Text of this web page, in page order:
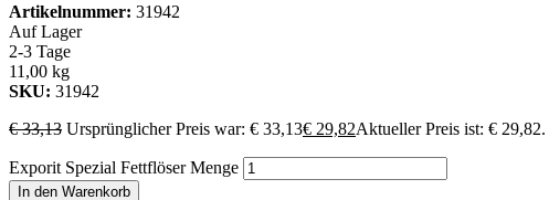
Artikelnummer: 31942
Auf Lager
2-3 Tage
11,00 kg
SKU: 31942
€33,13 Ursprünglicher Preis war: € 33,13€ 29,82Aktueller Preis ist: € 29,82.
Exporit Spezial Fettflöser Menge
In den Warenkorb